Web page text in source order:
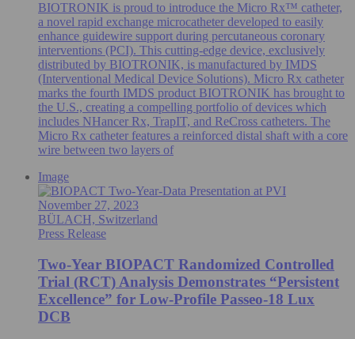
BIOTRONIK is proud to introduce the Micro Rx™ catheter,
a novel rapid exchange microcatheter developed to easily
enhance guidewire support during percutaneous coronary
interventions (PCI). This cutting-edge device, exclusively
distributed by BIOTRONIK, is manufactured by IMDS
(Interventional Medical Device Solutions). Micro Rx catheter
marks the fourth IMDS product BIOTRONIK has brought to
the U.S., creating a compelling portfolio of devices which
includes NHancer Rx, TrapIT, and ReCross catheters. The
Micro Rx catheter features a reinforced distal shaft with a core
wire between two layers of
Image
November 27, 2023
BÜLACH, Switzerland
Press Release
Two-Year BIOPACT Randomized Controlled
Trial (RCT) Analysis Demonstrates “Persistent
Excellence” for Low-Profile Passeo-18 Lux
DCB